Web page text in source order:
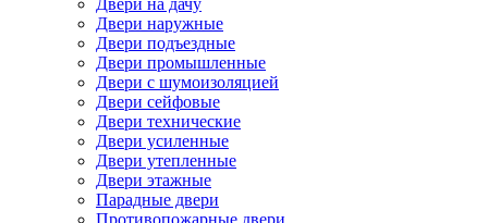
Двери на дачу
Двери наружные
Двери подъездные
Двери промышленные
Двери с шумоизоляцией
Двери сейфовые
Двери технические
Двери усиленные
Двери утепленные
Двери этажные
Парадные двери
Противопожарные двери